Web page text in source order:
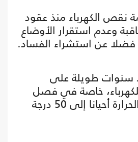
نقص الكهرباء منذ عقود
وعدم استقرار الأوضاع
فضلا عن استشراء الفساد.
سنوات طويلة على
للكهرباء، خاصة في فصل
الصيف، إذ تصل الحرارة أحيانا إلى 50 درجة